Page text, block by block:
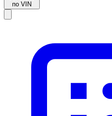
по VIN